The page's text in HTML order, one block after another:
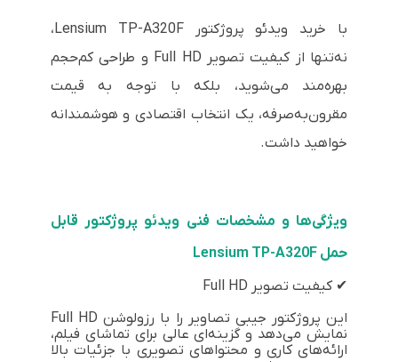
با خرید ویدئو پروژکتور Lensium TP-A320F،
نه‌تنها از کیفیت تصویر Full HD و طراحی کم‌حجم
بهره‌مند می‌شوید، بلکه با توجه به قیمت
مقرون‌به‌صرفه، یک انتخاب اقتصادی و هوشمندانه
خواهید داشت.
ویژگی‌ها و مشخصات فنی ویدئو پروژکتور قابل
حمل Lensium TP-A320F
✔ کیفیت تصویر Full HD
این پروژکتور جیبی تصاویر را با رزولوشن Full HD
نمایش می‌دهد و گزینه‌ای عالی برای تماشای فیلم،
ارائه‌های کاری و محتواهای تصویری با جزئیات بالا